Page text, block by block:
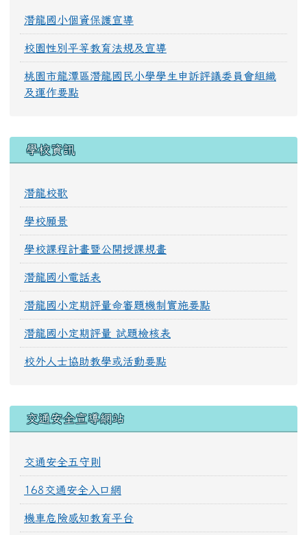
潛龍國小個資保護宣導
校園性別平等教育法規及宣導
桃園市龍潭區潛龍國民小學學生申訴評議委員會組織
及運作要點
學校資訊
潛龍校歌
學校願景
學校課程計畫暨公開授課規畫
潛龍國小電話表
潛龍國小定期評量命審題機制實施要點
潛龍國小定期評量 試題檢核表
校外人士協助教學或活動要點
交通安全宣導網站
交通安全五守則
168交通安全入口網
機車危險感知教育平台